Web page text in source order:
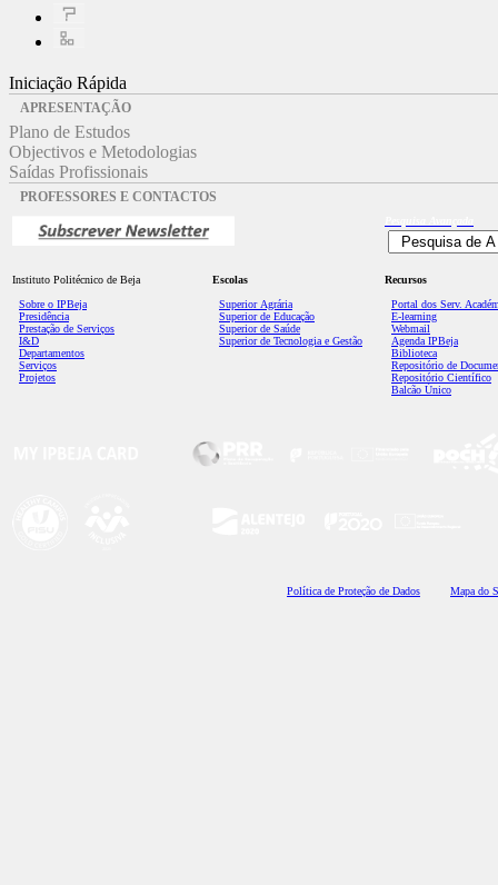
Iniciação Rápida
APRESENTAÇÃO
Plano de Estudos
Objectivos e Metodologias
Saídas Profissionais
PROFESSORES E CONTACTOS
Instituto Politécnico de Beja
Sobre o IPBeja
Presidência
Prestação de Serviços
I&D
Departamentos
Serviços
Projetos
Escolas
Superior Agrária
Superior de Educação
Superior de Saúde
Superior de Tecnologia e Gestão
Recursos
Portal dos Serv.
E-learning
Webmail
Agenda IPBeja
Biblioteca
Repositório de
Repositório Científico
Balcão Único
Política de Proteção de Dados Mapa do